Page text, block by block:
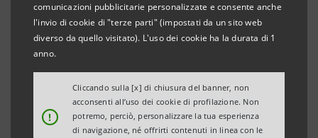
comunicazioni pubblicitarie personalizzate e consente anche
l'invio di cookie di "terze parti" (impostati da un sito web
diverso da quello visitato). L'uso dei cookie ha la durata di 1
anno.
!
Cliccando sulla [x] di chiusura del banner, non
acconsenti all’uso dei cookie di profilazione. Non
potremo, perciò, personalizzare la tua esperienza
di navigazione, né offrirti contenuti in linea con le
Finanziamento S-Loan da €
2,5 mln a Paperdi per
progetti di crescita
sostenibile